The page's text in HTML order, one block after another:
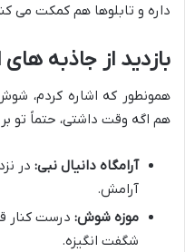
داره و تابلوها هم کمکت می
بازدید از جاذبه
همونطور که اشاره کردم،
هم اگه وقت داشتی، حتماً تو
آرامگاه دانیال نبی: در
آرامش.
موزه شوش: درست کنار
شگفت انگیزه.